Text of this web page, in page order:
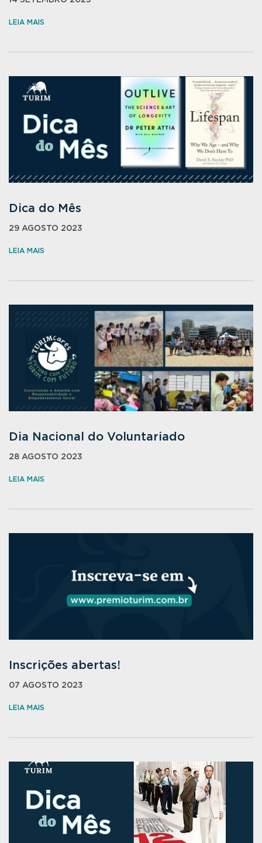
LEIA MAIS
Dica do Mês
29 AGOSTO 2023
LEIA MAIS
Dia Nacional do Voluntariado
28 AGOSTO 2023
LEIA MAIS
Inscrições abertas!
07 AGOSTO 2023
LEIA MAIS